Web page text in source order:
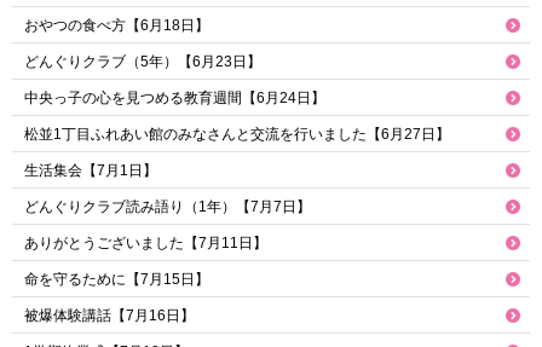
おやつの食べ方【6月18日】
どんぐりクラブ（5年）【6月23日】
中央っ子の心を見つめる教育週間【6月24日】
松並1丁目ふれあい館のみなさんと交流を行いました【6月27日】
生活集会【7月1日】
どんぐりクラブ読み語り（1年）【7月7日】
ありがとうございました【7月11日】
命を守るために【7月15日】
被爆体験講話【7月16日】